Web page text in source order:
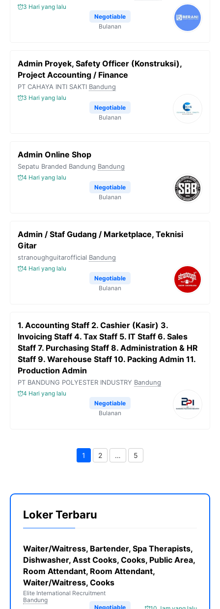
3 Hari yang lalu
Negotiable
Bulanan
Admin Proyek, Safety Officer (Konstruksi),
Project Accounting / Finance
PT CAHAYA INTI SAKTI Bandung
3 Hari yang lalu
Negotiable
Bulanan
Admin Online Shop
Sepatu Branded Bandung Bandung
4 Hari yang lalu
Negotiable
Bulanan
Admin / Staf Gudang / Marketplace, Teknisi
Gitar
stranoughguitarofficial Bandung
4 Hari yang lalu
Negotiable
Bulanan
1. Accounting Staff 2. Cashier (Kasir) 3.
Invoicing Staff 4. Tax Staff 5. IT Staff 6. Sales
Staff 7. Purchasing Staff 8. Administration & HR
Staff 9. Warehouse Staff 10. Packing Admin 11.
Production Admin
PT BANDUNG POLYESTER INDUSTRY Bandung
4 Hari yang lalu
Negotiable
Bulanan
Page
1 Page
2 … 5
Loker Terbaru
Waiter/Waitress, Bartender, Spa Therapists,
Dishwasher, Asst Cooks, Cooks, Public Area,
Room Attendant, Room Attendant,
Waiter/Waitress, Cooks
Elite International Recruitment
Bandung
Negotiable